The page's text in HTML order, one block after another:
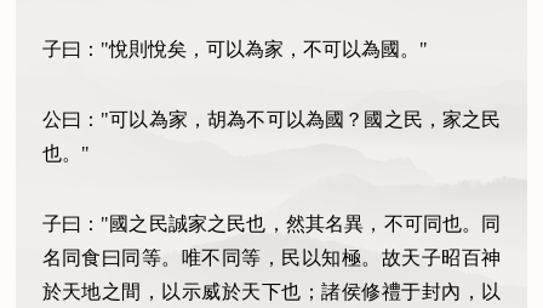
子曰："悅則悅矣，可以為家，不可以為國。"
公曰："可以為家，胡為不可以為國？國之民，家之民
也。"
子曰："國之民誠家之民也，然其名異，不可同也。同
名同食曰同等。唯不同等，民以知極。故天子昭百神
於天地之間，以示威於天下也；諸侯修禮于封內，以